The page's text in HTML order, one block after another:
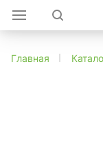
Главная